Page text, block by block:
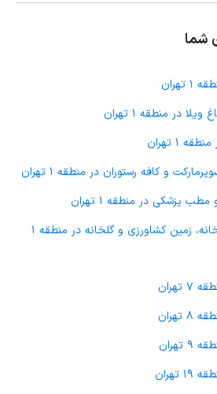
شما
در منطقه 1 تهران
1 تهران
و کافه رستوران در منطقه 1 تهران
پزشکی در منطقه 1 تهران
خرید سوله، انبار، کارگاه، کارخانه، زمین کشاورزی و گلخانه در منطقه 1